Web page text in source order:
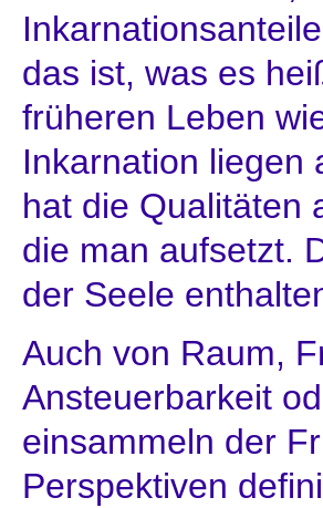
das ist, was es
früheren Leben
Inkarnation liegen
hat die Qualitäten
die man aufsetzt.
der Seele
Auch von Raum,
Ansteuerbarkeit
einsammeln der
Perspektiven